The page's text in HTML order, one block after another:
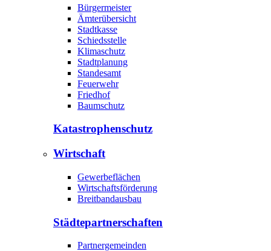
Bürgermeister
Ämterübersicht
Stadtkasse
Schiedsstelle
Klimaschutz
Stadtplanung
Standesamt
Feuerwehr
Friedhof
Baumschutz
Katastrophen­schutz
Wirtschaft
Gewerbeflächen
Wirtschaftsförderung
Breitbandausbau
Städte­partnerschaften
Partnergemeinden